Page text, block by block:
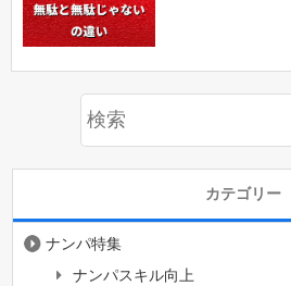
カテゴリー
ナンパ特集
ナンパスキル向上